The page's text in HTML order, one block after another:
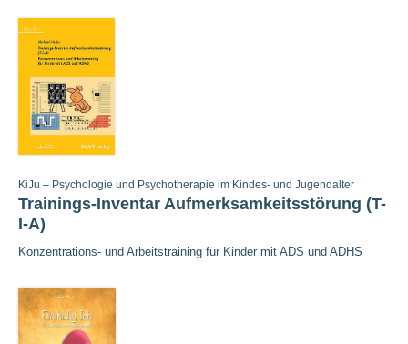
KiJu – Psychologie und Psychotherapie im Kindes- und Jugendalter
Trainings-Inventar Aufmerksamkeitsstörung (T-
I-A)
Konzentrations- und Arbeitstraining für Kinder mit ADS und ADHS